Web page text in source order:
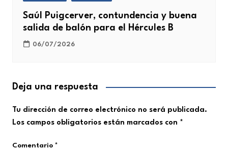
Saúl Puigcerver, contundencia y buena
salida de balón para el Hércules B
06/07/2026
Deja una respuesta
Tu dirección de correo electrónico no será publicada.
Los campos obligatorios están marcados con *
Comentario *